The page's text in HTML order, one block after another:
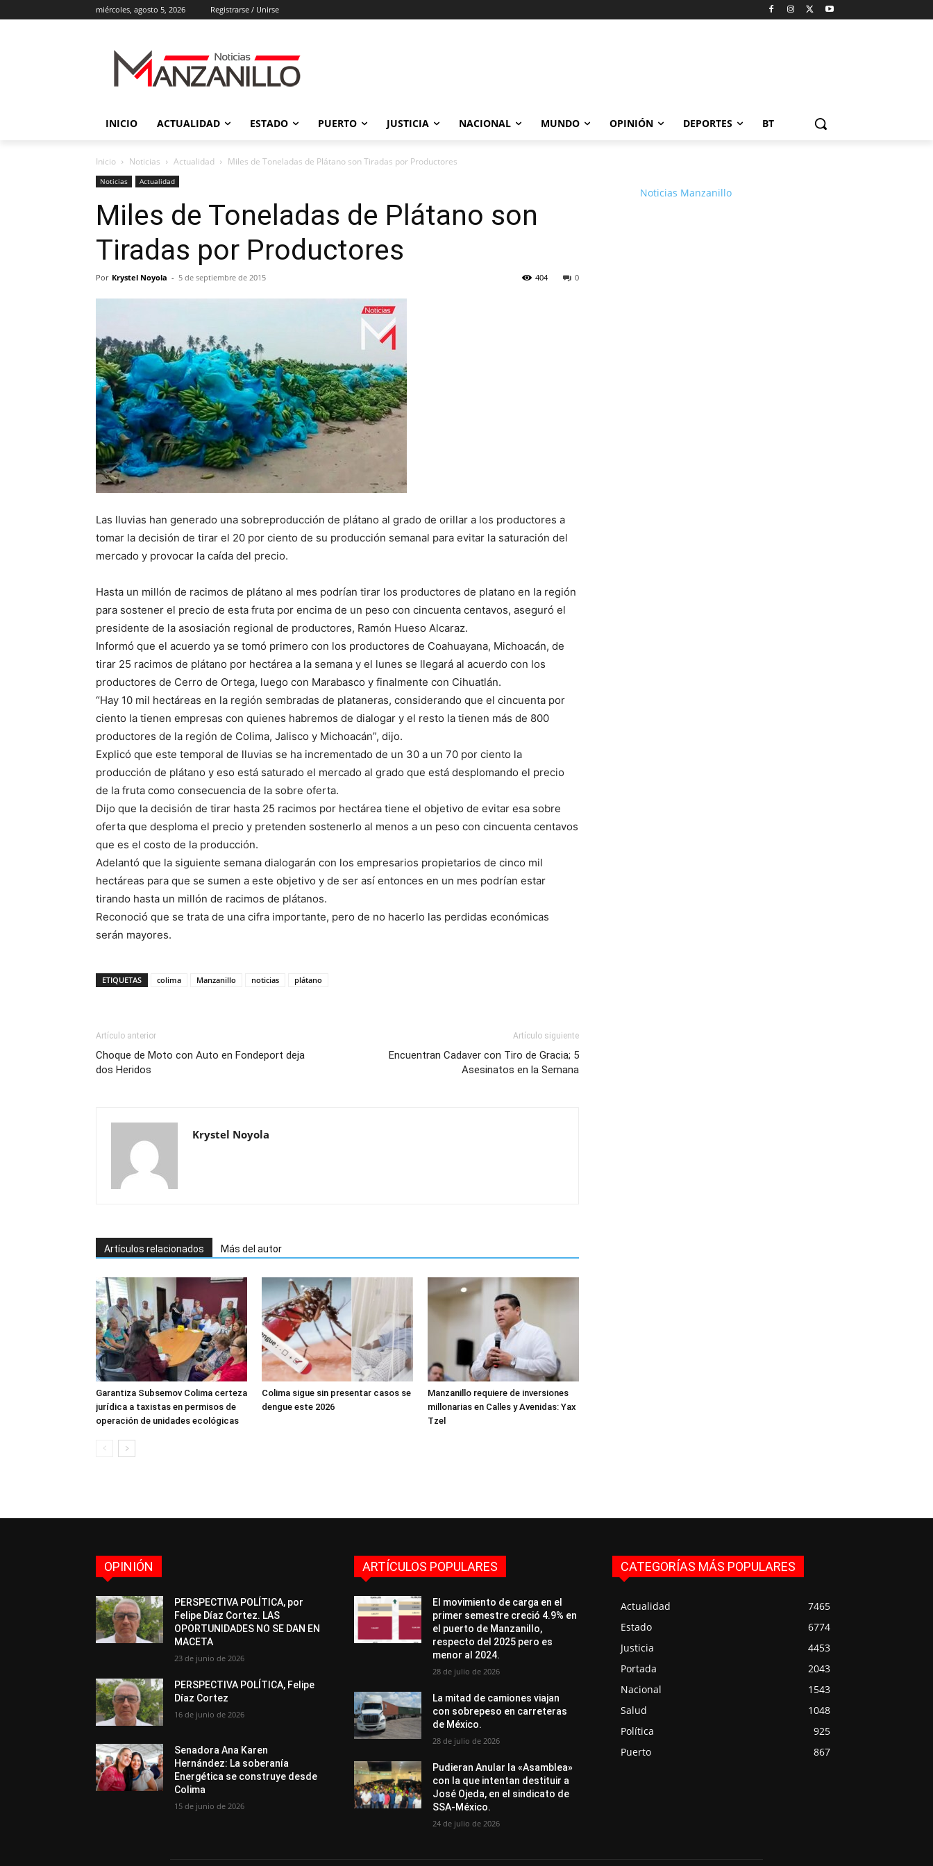
miércoles, agosto 5, 2026 Registrarse / Unirse
INICIO ACTUALIDAD ESTADO PUERTO JUSTICIA NACIONAL MUNDO OPINIÓN DEPORTES BT
Inicio Noticias Actualidad Miles de Toneladas de Plátano son Tiradas por Productores
Noticias Actualidad
Miles de Toneladas de Plátano son
Tiradas por Productores
Por Krystel Noyola - 5 de septiembre de 2015 0
404
Las lluvias han generado una sobreproducción de plátano al grado de orillar a los productores a
tomar la decisión de tirar el 20 por ciento de su producción semanal para evitar la saturación del
mercado y provocar la caída del precio.
Hasta un millón de racimos de plátano al mes podrían tirar los productores de platano en la región
para sostener el precio de esta fruta por encima de un peso con cincuenta centavos, aseguró el
presidente de la asosiación regional de productores, Ramón Hueso Alcaraz.
Informó que el acuerdo ya se tomó primero con los productores de Coahuayana, Michoacán, de
tirar 25 racimos de plátano por hectárea a la semana y el lunes se llegará al acuerdo con los
productores de Cerro de Ortega, luego con Marabasco y finalmente con Cihuatlán.
“Hay 10 mil hectáreas en la región sembradas de plataneras, considerando que el cincuenta por
ciento la tienen empresas con quienes habremos de dialogar y el resto la tienen más de 800
productores de la región de Colima, Jalisco y Michoacán”, dijo.
Explicó que este temporal de lluvias se ha incrementado de un 30 a un 70 por ciento la
producción de plátano y eso está saturado el mercado al grado que está desplomando el precio
de la fruta como consecuencia de la sobre oferta.
Dijo que la decisión de tirar hasta 25 racimos por hectárea tiene el objetivo de evitar esa sobre
oferta que desploma el precio y pretenden sostenerlo al menos a un peso con cincuenta centavos
que es el costo de la producción.
Adelantó que la siguiente semana dialogarán con los empresarios propietarios de cinco mil
hectáreas para que se sumen a este objetivo y de ser así entonces en un mes podrían estar
tirando hasta un millón de racimos de plátanos.
Reconoció que se trata de una cifra importante, pero de no hacerlo las perdidas económicas
serán mayores.
ETIQUETAS colima Manzanillo noticias plátano
Artículo anterior
Choque de Moto con Auto en Fondeport deja
dos Heridos
Artículo siguiente
Encuentran Cadaver con Tiro de Gracia; 5
Asesinatos en la Semana
Krystel Noyola
Artículos relacionados Más del autor
Garantiza Subsemov Colima certeza
jurídica a taxistas en permisos de
operación de unidades ecológicas
Colima sigue sin presentar casos se
dengue este 2026
Manzanillo requiere de inversiones
millonarias en Calles y Avenidas: Yax
Tzel
Noticias Manzanillo
OPINIÓN
PERSPECTIVA POLÍTICA, por
Felipe Díaz Cortez. LAS
OPORTUNIDADES NO SE DAN EN
MACETA
23 de junio de 2026
PERSPECTIVA POLÍTICA, Felipe
Díaz Cortez
16 de junio de 2026
Senadora Ana Karen
Hernández: La soberanía
Energética se construye desde
Colima
15 de junio de 2026
ARTÍCULOS POPULARES
El movimiento de carga en el
primer semestre creció 4.9% en
el puerto de Manzanillo,
respecto del 2025 pero es
menor al 2024.
28 de julio de 2026
La mitad de camiones viajan
con sobrepeso en carreteras
de México.
28 de julio de 2026
Pudieran Anular la «Asamblea»
con la que intentan destituir a
José Ojeda, en el sindicato de
SSA-México.
24 de julio de 2026
CATEGORÍAS MÁS POPULARES
Actualidad
7465
Estado
6774
Justicia
4453
Portada
2043
Nacional
1543
Salud
1048
Política
925
Puerto
867